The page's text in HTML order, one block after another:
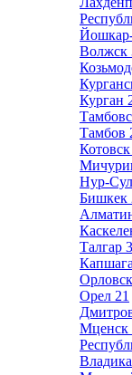
Волжск
Курган
Тамбов
Котовск
Нур-
Бишкек
Талгар 3
Орел 21
Мценск